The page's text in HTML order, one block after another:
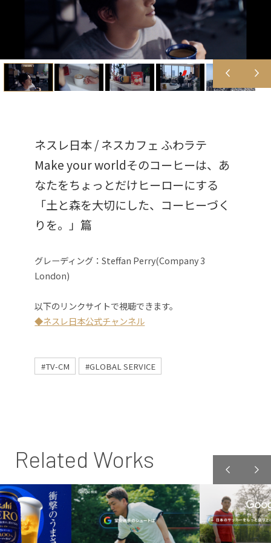
ネスレ日本 / ネスカフェ ふわラテ
Make your worldそのコーヒーは、あ
なたをちょっとだけヒーローにする
「土と森を大切にした、コーヒーづく
りを。」篇
グレーディング：Steffan Perry(Company 3
London)
以下のリンクサイトで視聴できます。
◆ネスレ日本公式チャンネル
#TV-CM #GLOBAL SERVICE
Related Works